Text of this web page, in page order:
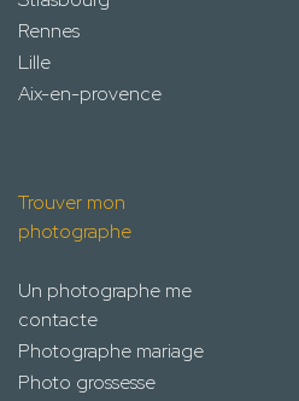
Rennes
Lille
Aix-en-provence
Trouver mon
photographe
Un photographe me
contacte
Photographe mariage
Photo grossesse